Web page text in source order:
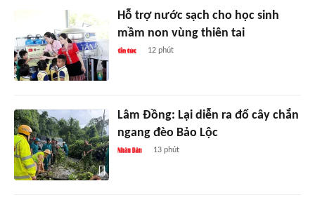
Hỗ trợ nước sạch cho học sinh
mầm non vùng thiên tai
12 phút
Lâm Đồng: Lại diễn ra đổ cây chắn
ngang đèo Bảo Lộc
13 phút